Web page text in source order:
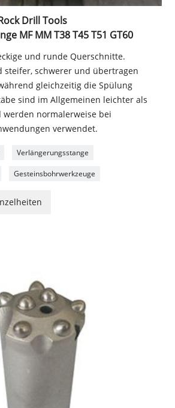
Drill Tools
MF MM T38 T45 T51 GT60
und runde Querschnitte.
steifer, schwerer und übertragen
gleichzeitig die Spülung
sind im Allgemeinen leichter als
werden normalerweise bei
verwendet.
Verlängerungsstange
Gesteinsbohrwerkzeuge